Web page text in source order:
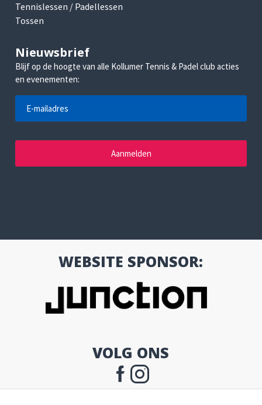
Tennislessen / Padellessen
Tossen
Nieuwsbrief
Blijf op de hoogte van alle Kollumer Tennis & Padel club acties
en evenementen:
WEBSITE SPONSOR:
VOLG ONS